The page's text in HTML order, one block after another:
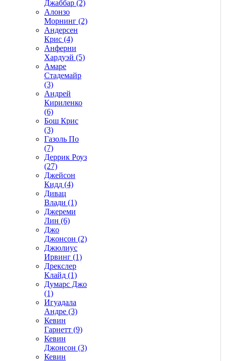
Джаббар (2)
Алонзо
Морнинг (2)
Андерсен
Крис (4)
Анферни
Xардуэй (5)
Амаре
Стадемайр
(3)
Андрей
Кириленко
(6)
Бош Крис
(3)
Газоль По
(7)
Деррик Роуз
(27)
Джейсон
Кидд (4)
Дивац
Влади (1)
Джереми
Лин (6)
Джо
Джонсон (2)
Джюлиус
Ирвинг (1)
Дрекслер
Клайд (1)
Думарс Джо
(1)
Игуадала
Андре (3)
Кевин
Гарнетт (9)
Кевин
Джонсон (3)
Кевин